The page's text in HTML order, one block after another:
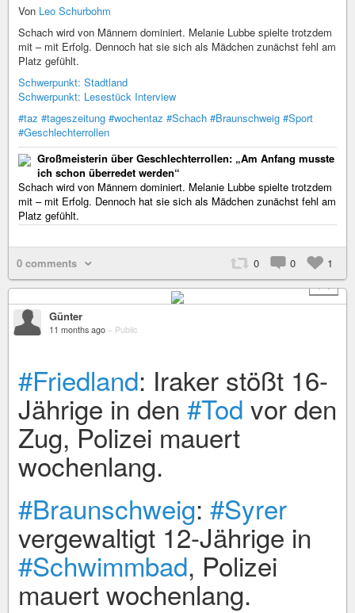
Von Leo Schurbohm
Schach wird von Männern dominiert. Melanie Lubbe spielte trotzdem
mit – mit Erfolg. Dennoch hat sie sich als Mädchen zunächst fehl am
Platz gefühlt.
Schwerpunkt: Stadtland
Schwerpunkt: Lesestück Interview
#taz #tageszeitung #wochentaz #Schach #Braunschweig #Sport
#Geschlechterrollen
Großmeisterin über Geschlechterrollen: „Am Anfang musste
ich schon überredet werden“
Schach wird von Männern dominiert. Melanie Lubbe spielte trotzdem
mit – mit Erfolg. Dennoch hat sie sich als Mädchen zunächst fehl am
Platz gefühlt.
0 comments 0 0
1
+ 1
Günter
11 months ago – Public
#Friedland: Iraker stößt 16-
Jährige in den #Tod vor den
Zug, Polizei mauert
wochenlang.
#Braunschweig: #Syrer
vergewaltigt 12-Jährige in
#Schwimmbad, Polizei
mauert wochenlang.